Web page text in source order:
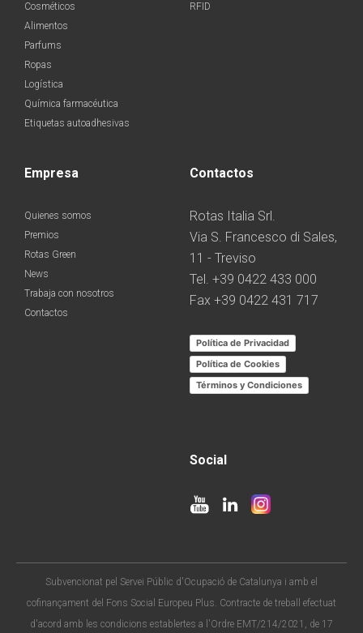
Cosméticos
Alimentos
Parfums
Ropas
Logística
Química farmacéutica
Etiquetas autoadhesivas
RFID
Empresa
Quienes somos
Premios
Rotas Green
News
Trabaja con nosotros
Contactos
Contactos
Rotas Italia Srl.
Via S. Francesco di Sales,
11 - Treviso
Tel. +39 0422 433 000
Fax +39 0422 431 717
Política de Privacidad
Política de Cookies
Términos y Condiciones
Social
Subvencionat pel Servei Públic d'Ocupació de Catalunya i amb el
cofinançament del Fons Social Europeu Plus. Contracte de treball efectuat
d'acord amb les condicions establertes a l'Ordre EMT/214/2021, de 17